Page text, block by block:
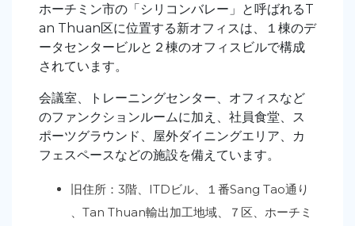
ホーチミン市の「シリコンバレー」と呼ばれるT
an Thuan区に位置する新オフィスは、１棟のデ
ータセンタービルと２棟のオフィスビルで構成
されています。
会議室、トレーニングセンター、オフィスなど
のファンクションルームに加え、社員食堂、ス
ポーツグラウンド、屋外ダイニングエリア、カ
フェスペースなどの施設を備えています。
旧住所：3階、ITDビル、１番Sang Tao通り
、Tan Thuan輸出加工地域、７区、ホーチミ